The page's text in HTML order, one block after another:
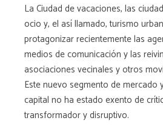
La Ciudad de vacaciones, las
ocio y, el así llamado, turismo
protagonizar recientemente las
medios de comunicación y las
asociaciones vecinales y otros
Este nuevo segmento de mercado
capital no ha estado exento de
transformador y disruptivo.